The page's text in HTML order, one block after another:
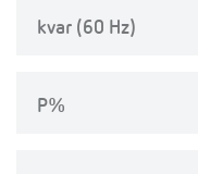
kvar (60 Hz)
P%